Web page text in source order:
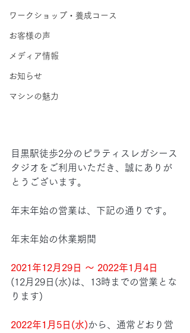
ワークショップ・養成コース
お客様の声
メディア情報
お知らせ
マシンの魅力
目黒駅徒歩2分のピラティスレガシース
タジオをご利用いただき、誠にありが
とうございます。
年末年始の営業は、下記の通りです。
年末年始の休業期間
2021年12月29日 ～ 2022年1月4日
(12月29日(水)は、13時までの営業とな
ります)
2022年1月5日(水)から、通常どおり営